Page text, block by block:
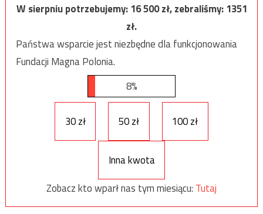
W sierpniu potrzebujemy:16 500zł, zebraliśmy:1351
zł.
Państwa wsparcie jest niezbędne dla funkcjonowania
Fundacji Magna Polonia.
8%
30 zł 50 zł 100 zł
Inna kwota
Zobacz kto wparł nas tym miesiącu: Tutaj